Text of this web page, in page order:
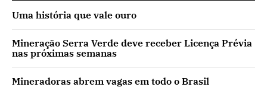
Uma história que vale ouro
Mineração Serra Verde deve receber Licença Prévia
nas próximas semanas
Mineradoras abrem vagas em todo o Brasil